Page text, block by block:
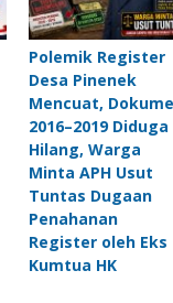
Polemik Register
Desa Pinenek
Mencuat,
2016–2019 Diduga
Hilang, Warga
Minta APH Usut
Tuntas Dugaan
Penahanan
Register oleh Eks
Kumtua HK